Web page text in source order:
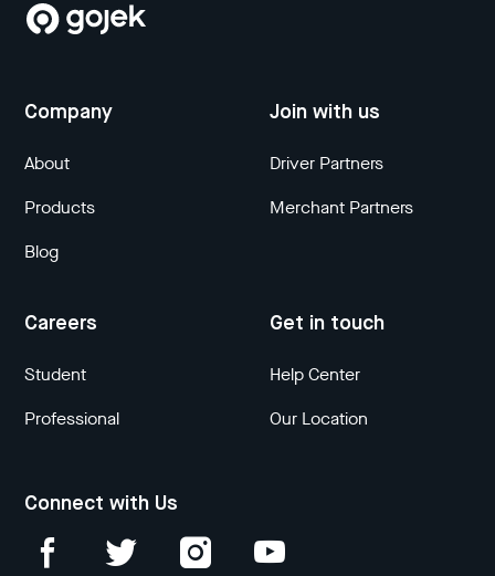
Company
About
Products
Blog
Join with us
Driver Partners
Merchant Partners
Careers
Student
Professional
Get in touch
Help Center
Our Location
Connect with Us